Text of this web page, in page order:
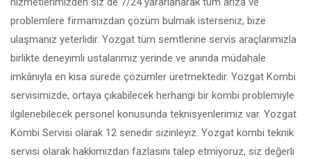
problemlere firmamızdan çözüm bulmak isterseniz, bize
ulaşmanız yeterlidir. Yozgat tüm semtlerine servis araçlarımızla
birlikte deneyimli ustalarımız yerinde ve anında müdahale
imkânıyla en kısa sürede çözümler üretmektedir. Yozgat Kombi
servisimizde, ortaya çıkabilecek herhangi bir kombi problemiyle
ilgilenebilecek personel konusunda teknisyenlerimiz var. Yozgat
Kombi Servisi olarak 12 senedir sizinleyiz. Yozgat kombi teknik
servisi olarak hakkımızdan fazlasını talep etmiyoruz, siz değerli